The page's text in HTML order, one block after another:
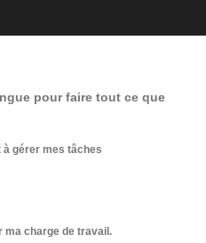
pour faire tout ce que
gérer mes tâches
ma charge de travail.